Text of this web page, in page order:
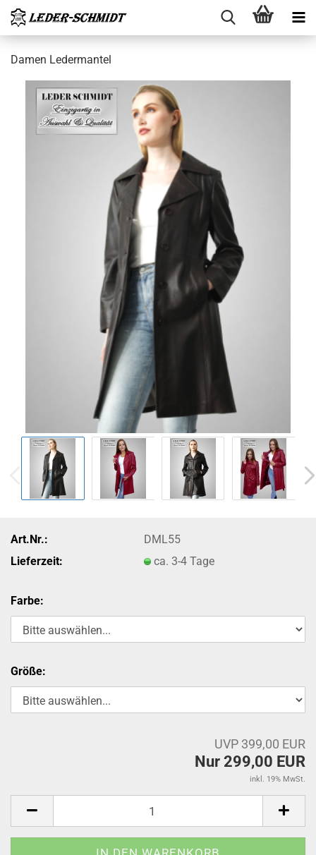
Damen Le­der­man­tel
Art.Nr.:
DML55
Lieferzeit:
ca. 3-4 Tage
Farbe:
Größe:
UVP 399,00 EUR
Nur 299,00 EUR
inkl. 19% MwSt.